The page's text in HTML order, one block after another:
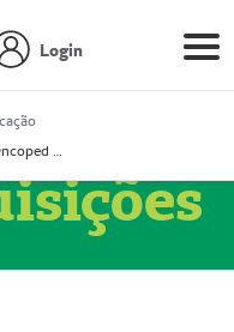
Login
Prestador Oncoped Serviços Médicos (51004335-0)